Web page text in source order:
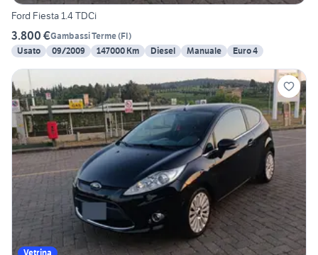
Ford Fiesta 1.4 TDCi
3.800 €Gambassi Terme(FI)
Usato
09/2009 147000 Km Diesel Manuale Euro 4
Vetrina